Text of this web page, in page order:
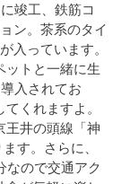
竣工、鉄筋コ
ン。茶系のタイ
入っています。
ットと一緒に生
入されてお
くれますよ。
王井の頭線「神
す。さらに、
なので交通アク